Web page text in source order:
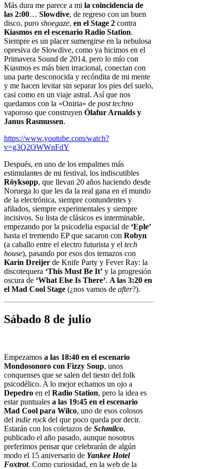
Más dura me parece a mi la coincidencia de
las 2:00… Slowdive, de regreso con un buen
disco, puro shoegaze, en el Stage 2 contra
Kiasmos en el escenario Radio Station.
Siempre es un placer sumergirse en la nebulosa
opresiva de Slowdive, como ya hicimos en el
Primavera Sound de 2014, pero lo mío con
Kiasmos es más bien irracional, conectan con
una parte desconocida y recóndita de mi mente
y me hacen levitar sin separar los pies del suelo,
casi como en un viaje astral. Así que nos
quedamos con la «Oniria» de post techno
vaporoso que construyen Ólafur Arnalds y
Janus Rasmussen.
https://www.youtube.com/watch?
v=g3Q2OWWnFdY
Después, en uno de los empalmes más
estimulantes de mi festival, los indiscutibles
Röyksopp, que llevan 20 años haciendo desde
Noruega lo que les da la real gana en el mundo
de la electrónica, siempre contundentes y
afilados, siempre experimentales y siempre
incisivos. Su lista de clásicos es interminable,
empezando por la psicodelia espacial de ‘Eple’
hasta el tremendo EP que sacaron con Robyn
(a caballo entre el electro futurista y el tech
house), pasando por esos dos temazos con
Karin Dreijer de Knife Party y Fever Ray: la
discotequera ‘This Must Be It’ y la progresión
oscura de ‘What Else Is There’. A las 3:20 en
el Mad Cool Stage (¿nos vamos de after?).
Sábado 8 de julio
Empezamos a las 18:40 en el escenario
Mondosonoro con Fizzy Soup, unos
conquenses que se salen del tiesto del folk
psicodélico. A lo mejor echamos un ojo a
Depedro en el Radio Station, pero la idea es
estar puntuales a las 19:45 en el escenario
Mad Cool para Wilco, uno de esos colosos
del indie rockdel que poco queda por decir.
Estarán con los coletazos de Schmilco,
publicado el año pasado, aunque nosotros
preferimos pensar que celebrarán de algún
modo el 15 aniversario de Yankee Hotel
Foxtrot. Como curiosidad, en la web de la